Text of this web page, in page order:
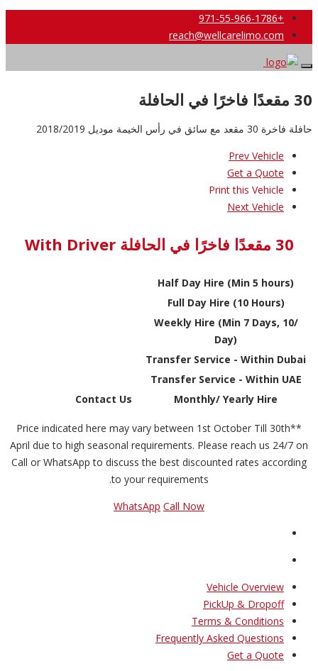
+971-55-966-1786
reach@wellcarelimo.com
30 مقعدًا فاخرًا في الحافلة
حافلة فاخرة 30 مقعد مع سائق في رأس الخيمة موديل 2018/2019
Prev Vehicle
Get a Quote
Print this Vehicle
Next Vehicle
30 مقعدًا فاخرًا في الحافلة With Driver
Half Day Hire (Min 5 hours)
Full Day Hire (10 Hours)
Weekly Hire (Min 7 Days, 10/
Day)
Transfer Service - Within Dubai
Transfer Service - Within UAE
Monthly/ Yearly Hire
Contact Us
**Price indicated here may vary between 1st October Till 30th
April due to high seasonal requirements. Please reach us 24/7 on
Call or WhatsApp to discuss the best discounted rates according
to your requirements.
WhatsApp Call Now
Vehicle Overview
PickUp & Dropoff
Terms & Conditions
Frequently Asked Questions
Get a Quote